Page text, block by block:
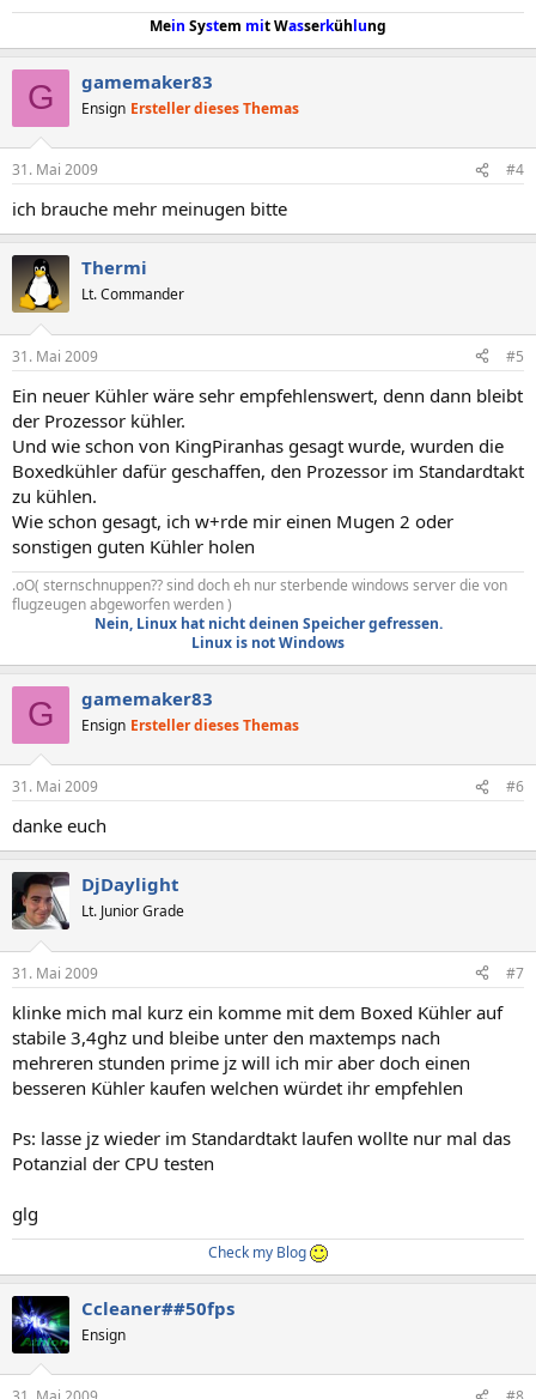
Mein System mit Wasserkühlung
G gamemaker83
Ensign Ersteller dieses Themas
31. Mai 2009 #4
ich brauche mehr meinugen bitte
Thermi
Lt. Commander
31. Mai 2009 #5
Ein neuer Kühler wäre sehr empfehlenswert, denn dann bleibt
der Prozessor kühler.
Und wie schon von KingPiranhas gesagt wurde, wurden die
Boxedkühler dafür geschaffen, den Prozessor im Standardtakt
zu kühlen.
Wie schon gesagt, ich w+rde mir einen Mugen 2 oder
sonstigen guten Kühler holen
.oO( sternschnuppen?? sind doch eh nur sterbende windows server die von
flugzeugen abgeworfen werden )
Nein, Linux hat nicht deinen Speicher gefressen.
Linux is not Windows
G gamemaker83
Ensign Ersteller dieses Themas
31. Mai 2009 #6
danke euch
DjDaylight
Lt. Junior Grade
31. Mai 2009 #7
klinke mich mal kurz ein komme mit dem Boxed Kühler auf
stabile 3,4ghz und bleibe unter den maxtemps nach
mehreren stunden prime jz will ich mir aber doch einen
besseren Kühler kaufen welchen würdet ihr empfehlen
Ps: lasse jz wieder im Standardtakt laufen wollte nur mal das
Potanzial der CPU testen
glg
Check my Blog
Ccleaner##50fps
Ensign